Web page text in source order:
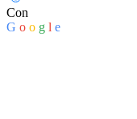
Con
G o o g l e